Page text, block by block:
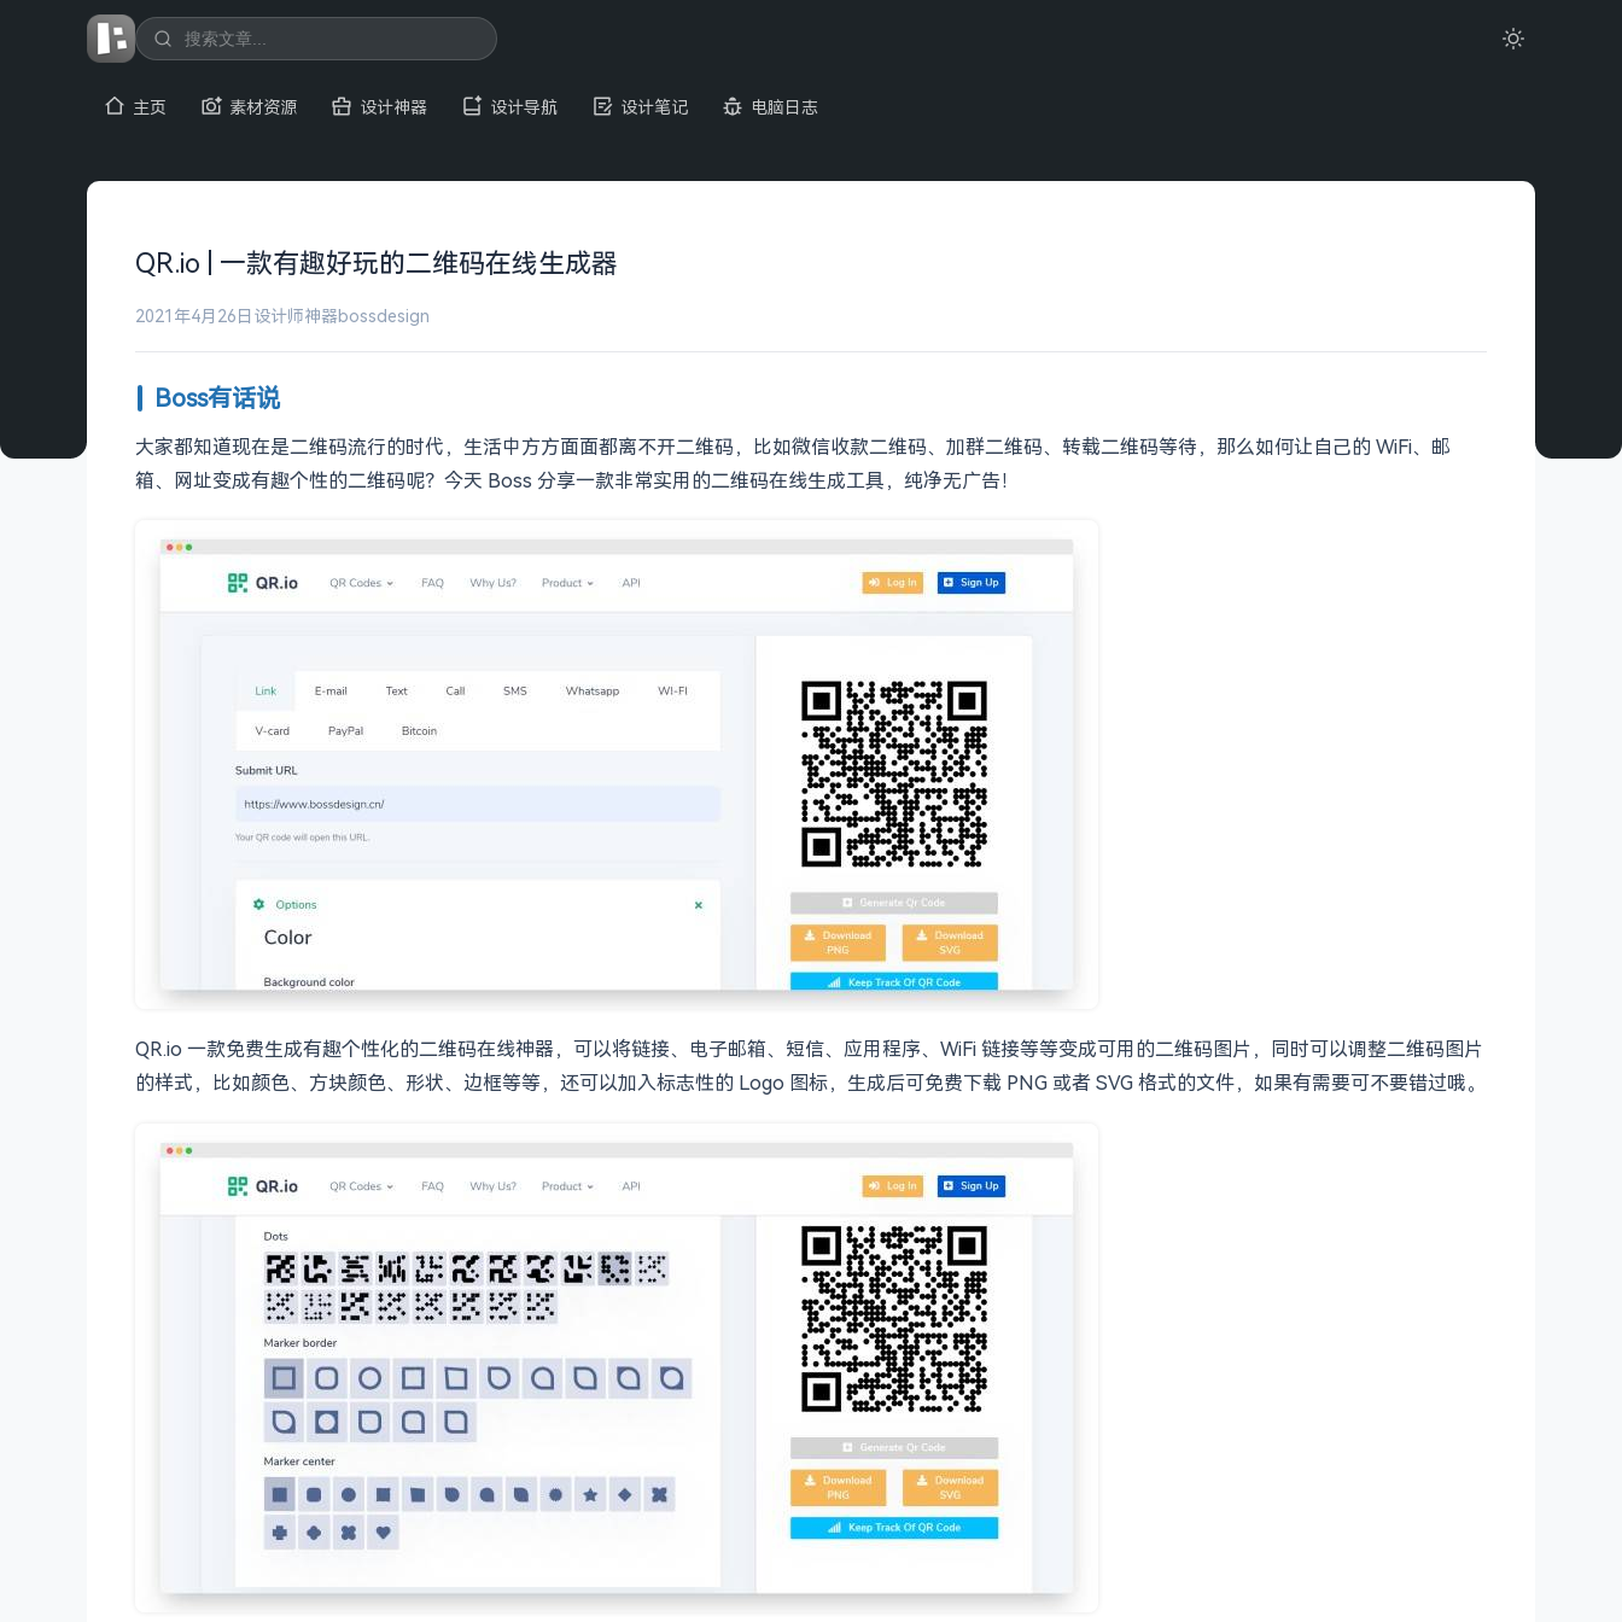
主页 素材资源 设计神器 设计导航 设计笔记 电脑日志
QR.io | 一款有趣好玩的二维码在线生成器
2021年4月26日 设计师神器bossdesign
Boss有话说
大家都知道现在是二维码流行的时代，生活中方方面面都离不开二维码，比如微信收款二维码、加群二维码、转载二维码等待，那么如何让自己的 WiFi、邮
箱、网址变成有趣个性的二维码呢？今天 Boss 分享一款非常实用的二维码在线生成工具，纯净无广告！
QR.io 一款免费生成有趣个性化的二维码在线神器，可以将链接、电子邮箱、短信、应用程序、WiFi 链接等等变成可用的二维码图片，同时可以调整二维码图片
的样式，比如颜色、方块颜色、形状、边框等等，还可以加入标志性的 Logo 图标，生成后可免费下载 PNG 或者 SVG 格式的文件，如果有需要可不要错过哦。